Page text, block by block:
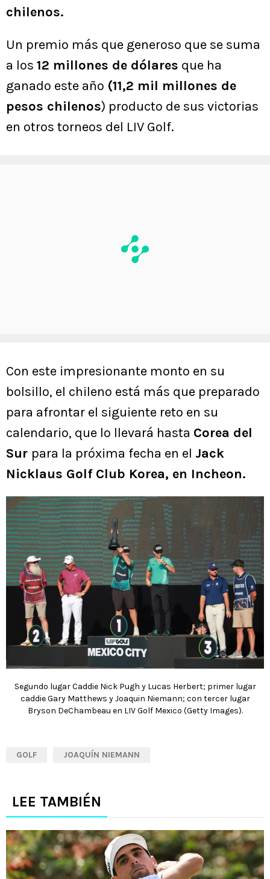
chilenos.
Un premio más que generoso que se suma
a los 12 millones de dólares que ha
ganado este año (11,2 mil millones de
pesos chilenos) producto de sus victorias
en otros torneos del LIV Golf.
Con este impresionante monto en su
bolsillo, el chileno está más que preparado
para afrontar el siguiente reto en su
calendario, que lo llevará hasta Corea del
Sur para la próxima fecha en el Jack
Nicklaus Golf Club Korea, en Incheon.
Segundo lugar Caddie Nick Pugh y Lucas Herbert; primer lugar
caddie Gary Matthews y Joaquin Niemann; con tercer lugar
Bryson DeChambeau en LIV Golf Mexico (Getty Images).
GOLF JOAQUÍN NIEMANN
LEE TAMBIÉN